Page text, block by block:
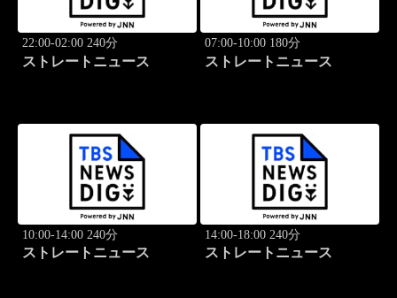
22:00-02:00 240分
ストレートニュース
07:00-10:00 180分
ストレートニュース
10:00-14:00 240分
ストレートニュース
14:00-18:00 240分
ストレートニュース